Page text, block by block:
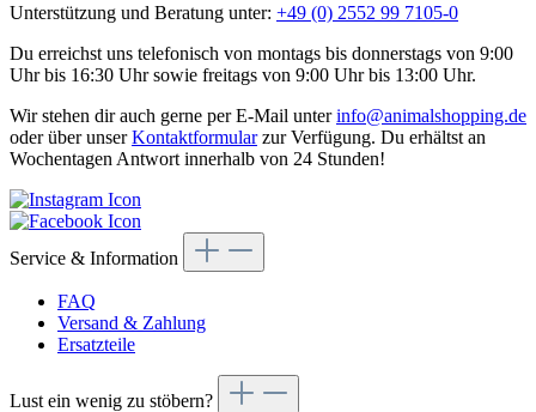
Unterstützung und Beratung unter: +49 (0) 2552 99 7105-0
Du erreichst uns telefonisch von montags bis donnerstags von 9:00
Uhr bis 16:30 Uhr sowie freitags von 9:00 Uhr bis 13:00 Uhr.
Wir stehen dir auch gerne per E-Mail unterinfo@animalshopping.de
oder über unserKontaktformularzur Verfügung. Du erhältst an
Wochentagen Antwort innerhalb von 24 Stunden!
Service & Information
FAQ
Versand & Zahlung
Ersatzteile
Lust ein wenig zu stöbern?